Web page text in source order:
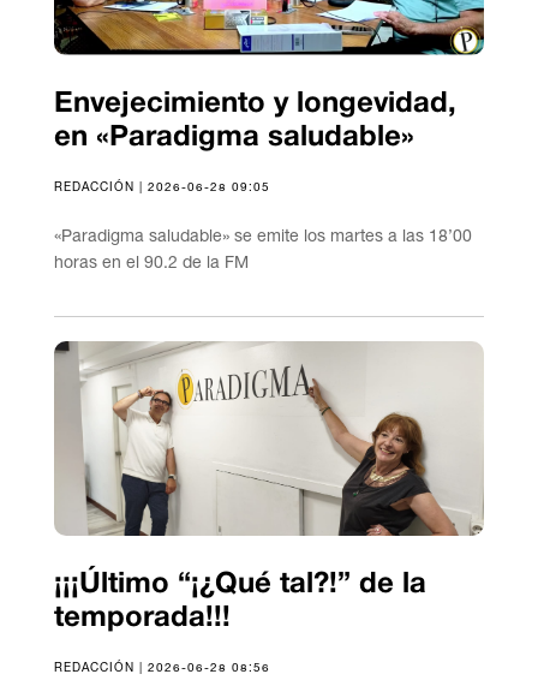
Envejecimiento y longevidad,
en «Paradigma saludable»
REDACCIÓN | 2026-06-28 09:05
«Paradigma saludable» se emite los martes a las 18’00
horas en el 90.2 de la FM
¡¡¡Último “¡¿Qué tal?!” de la
temporada!!!
REDACCIÓN | 2026-06-28 08:56